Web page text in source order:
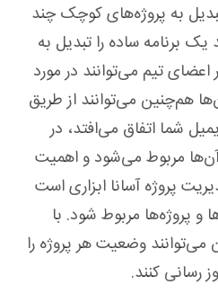
به‌ پروژه‌های کوچک چند
برنامه ساده را تبدیل به
اعضای تیم می‌توانند در مورد
هم‌چنین می‌توانند از طریق
شما اتفاق می‌افتد، در
مربوط می‌شود و اهمیت
پروژه آسانا ابزاری است
و پروژه‌ها مربوط شود. با
می‌توانند وضعیت هر پروژه را
رسانی کنند.